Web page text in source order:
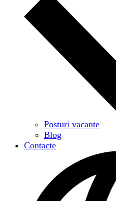
Posturi vacante
Blog
Contacte